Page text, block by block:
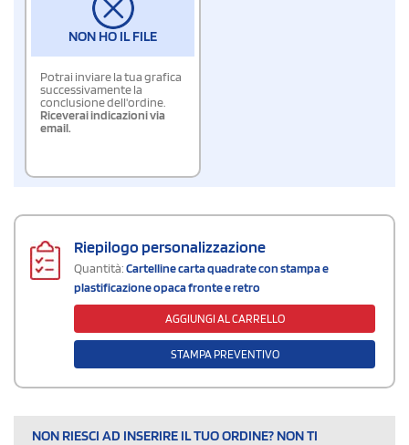
NON HO IL FILE
Potrai inviare la tua grafica
successivamente la
conclusione dell'ordine.
Riceverai indicazioni via
email.
Riepilogo personalizzazione
Quantità:Cartelline carta quadrate con stampa e
plastificazione opaca fronte e retro
AGGIUNGI AL CARRELLO
STAMPA PREVENTIVO
NON RIESCI AD INSERIRE IL TUO ORDINE? NON TI